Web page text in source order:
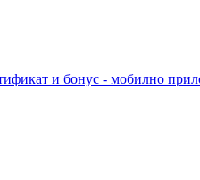
и бонус - мобилно